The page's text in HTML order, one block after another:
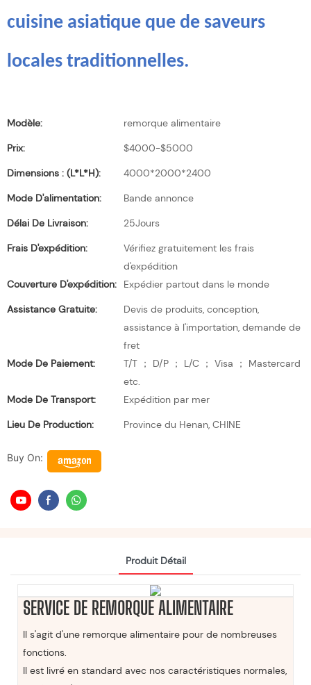
cuisine asiatique que de saveurs
locales traditionnelles.
Modèle:
remorque alimentaire
Prix:
$4000-$5000
Dimensions : (L*l*H):
4000*2000*2400
Mode D'alimentation:
Bande annonce
Délai De Livraison:
25Jours
Frais D'expédition:
Vérifiez gratuitement les frais
d'expédition
Couverture D'expédition:
Expédier partout dans le monde
Assistance Gratuite:
Devis de produits, conception,
assistance à l'importation, demande de
fret
Mode De Paiement:
T/T ； D/P ； L/C ； Visa ； Mastercard
etc.
Mode De Transport:
Expédition par mer
Lieu De Production:
Province du Henan, CHINE
Buy On:
Produit Détail
SERVICE DE REMORQUE ALIMENTAIRE
Il s'agit d'une remorque alimentaire pour de nombreuses
fonctions.
Il est livré en standard avec nos caractéristiques normales,